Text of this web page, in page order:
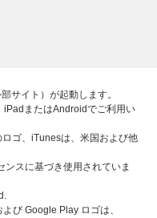
サイト）が起動します。
iPadまたはAndroidでご利用い
ゴ、iTunesは、米国および他
ンスに基づき使用されていま
び Google Play ロゴは、